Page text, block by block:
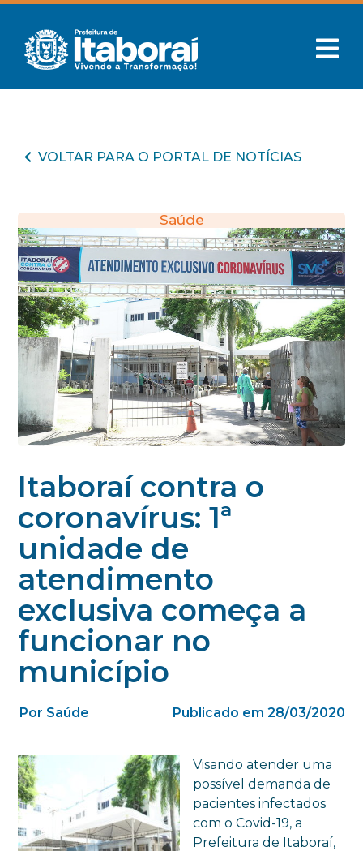
VOLTAR PARA O PORTAL DE NOTÍCIAS
Saúde
Itaboraí contra o
coronavírus: 1ª
unidade de
atendimento
exclusiva começa a
funcionar no
município
Por Saúde Publicado em 28/03/2020
Visando atender uma
possível demanda de
pacientes infectados
com o Covid-19, a
Prefeitura de Itaboraí,